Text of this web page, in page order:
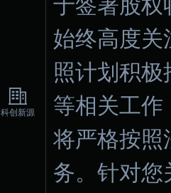
科创新源
于签署股权
始终高度关
照计划积
等相关工作
将严格按照
务。针对您